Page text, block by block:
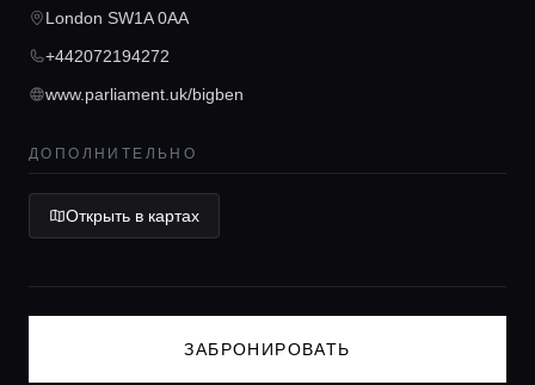
Lifestyle журнал
London SW1A 0AA
+442072194272
www.parliament.uk/bigben
ДОПОЛНИТЕЛЬНО
Открыть в картах
ЗАБРОНИРОВАТЬ